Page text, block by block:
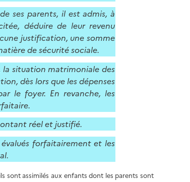
ses parents, il est admis, à
déduire de leur revenu
justification, une somme
de sécurité sociale.
situation matrimoniale des
dès lors que les dépenses
le foyer. En revanche, les
réel et justifié.
forfaitairement et les
sont assimilés aux enfants dont les parents sont